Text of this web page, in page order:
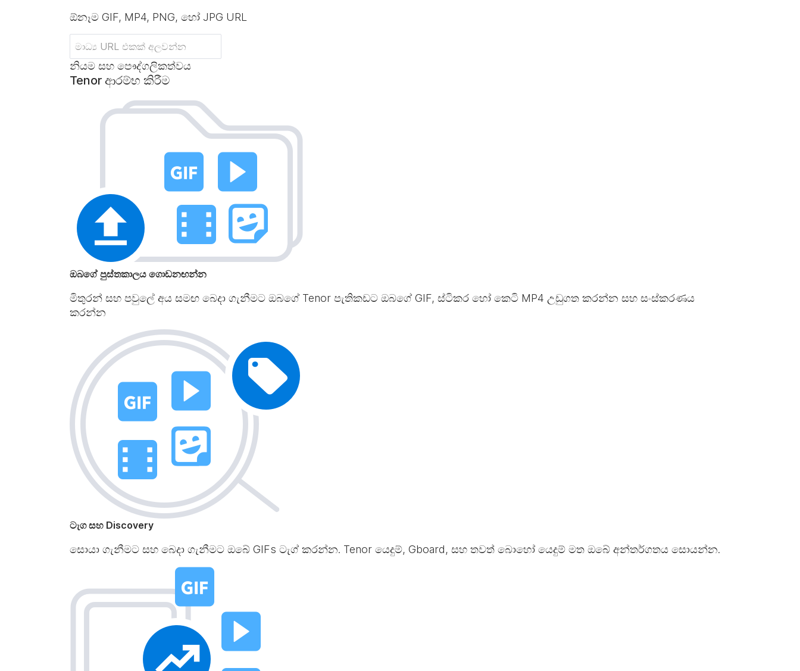
ඕනෑම GIF, MP4, PNG, හෝ JPG URL
නියම සහ පෞද්ගලිකත්වය
Tenor ආරම්භ කිරීම
ඔබගේ පුස්තකාලය ගොඩනඟන්න
මිතුරන් සහ පවුලේ අය සමඟ බෙදා ගැනීමට ඔබගේ Tenor පැතිකඩට ඔබගේ GIF, ස්ටිකර හෝ කෙටි MP4 උඩුගත කරන්න සහ සංස්කරණය
කරන්න
ටැග සහ Discovery
සොයා ගැනීමට සහ බෙදා ගැනීමට ඔබේ GIFs ටැග් කරන්න. Tenor යෙදුම්, Gboard, සහ තවත් බොහෝ යෙදුම් මත ඔබේ අන්තර්ගතය සොයන්න.